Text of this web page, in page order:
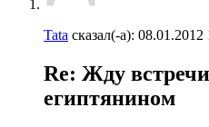
Tata сказал(-а): 08.01.2012
Re: Жду
египтянином